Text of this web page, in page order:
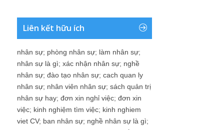
Liên kết hữu ích
nhân sự; phòng nhân sự; làm nhân sự;
nhân sự là gì; xác nhận nhân sự; nghề
nhân sự; đào tạo nhân sự; cach quan ly
nhân sự; nhân viên nhân sự; sách quản trị
nhân sự hay; đơn xin nghỉ việc; đơn xin
việc; kinh nghiệm tìm việc; kinh nghiem
viet CV; ban nhân sự; nghề nhân sự là gì;